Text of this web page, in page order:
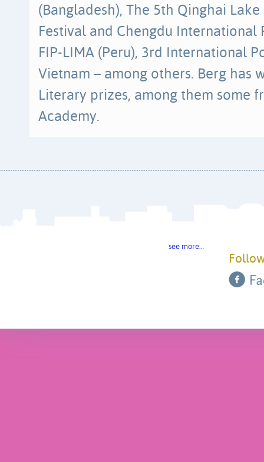
(Bangladesh), The 5th Qinghai
Festival and Chengdu International
FIP-LIMA (Peru), 3rd International
Vietnam – among others. Berg has
Literary prizes, among them some
Academy.
see more…